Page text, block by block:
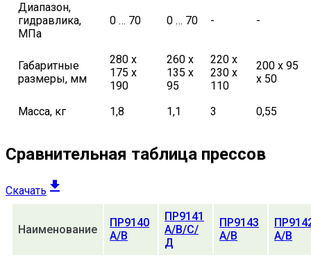
Диапазон,
гидравлика,
МПа
0 … 70 0 … 70 - -
Габаритные
размеры, мм
280 х
175 х
190
260 х
135 х
95
220 х
230 х
110
200 х 95
х 50
Масса, кг 1,8 1,1 3 0,55
Сравнительная таблица прессов
Скачать
Наименование
ПР9140
А/В
ПР9141
А/В/С/
Д
ПР9143
А/В
А/В